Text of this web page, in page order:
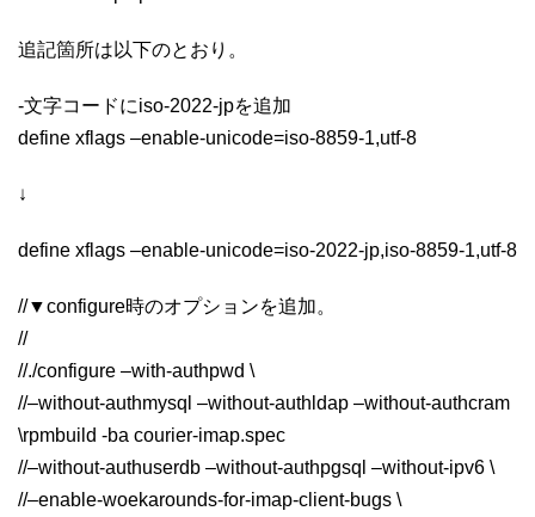
追記箇所は以下のとおり。
-文字コードにiso-2022-jpを追加
define xflags –enable-unicode=iso-8859-1,utf-8
↓
define xflags –enable-unicode=iso-2022-jp,iso-8859-1,utf-8
//▼configure時のオプションを追加。
//
//./configure –with-authpwd \
//–without-authmysql –without-authldap –without-authcram
\rpmbuild -ba courier-imap.spec
//–without-authuserdb –without-authpgsql –without-ipv6 \
//–enable-woekarounds-for-imap-client-bugs \